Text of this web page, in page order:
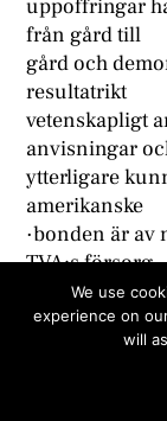
uppoffringar
från gård till
gård och
resultatrikt
vetenskapligt
anvisningar
ytterligare
amerikanske
·bonden är
TVA:s försorg
en lång serie
enligt vilka
mot vissa
maskiner o.
We use
experience on
will